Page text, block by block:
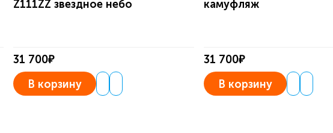
Z111ZZ звездное небо
31 700₽
В корзину
камуфляж
31 700₽
В корзину